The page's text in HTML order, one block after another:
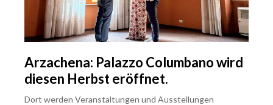
Arzachena: Palazzo Columbano wird
diesen Herbst eröffnet.
Dort werden Veranstaltungen und Ausstellungen